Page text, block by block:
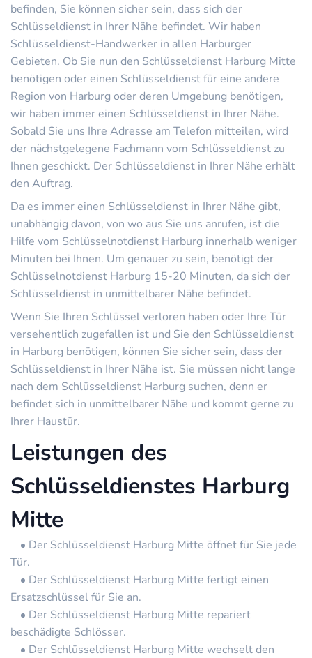
befinden, Sie können sicher sein, dass sich der
Schlüsseldienst in Ihrer Nähe befindet. Wir haben
Schlüsseldienst-Handwerker in allen Harburger
Gebieten. Ob Sie nun den Schlüsseldienst Harburg Mitte
benötigen oder einen Schlüsseldienst für eine andere
Region von Harburg oder deren Umgebung benötigen,
wir haben immer einen Schlüsseldienst in Ihrer Nähe.
Sobald Sie uns Ihre Adresse am Telefon mitteilen, wird
der nächstgelegene Fachmann vom Schlüsseldienst zu
Ihnen geschickt. Der Schlüsseldienst in Ihrer Nähe erhält
den Auftrag.
Da es immer einen Schlüsseldienst in Ihrer Nähe gibt,
unabhängig davon, von wo aus Sie uns anrufen, ist die
Hilfe vom Schlüsselnotdienst Harburg innerhalb weniger
Minuten bei Ihnen. Um genauer zu sein, benötigt der
Schlüsselnotdienst Harburg 15-20 Minuten, da sich der
Schlüsseldienst in unmittelbarer Nähe befindet.
Wenn Sie Ihren Schlüssel verloren haben oder Ihre Tür
versehentlich zugefallen ist und Sie den Schlüsseldienst
in Harburg benötigen, können Sie sicher sein, dass der
Schlüsseldienst in Ihrer Nähe ist. Sie müssen nicht lange
nach dem Schlüsseldienst Harburg suchen, denn er
befindet sich in unmittelbarer Nähe und kommt gerne zu
Ihrer Haustür.
Leistungen des
Schlüsseldienstes Harburg
Mitte
Der Schlüsseldienst Harburg Mitte öffnet für Sie jede
Tür.
Der Schlüsseldienst Harburg Mitte fertigt einen
Ersatzschlüssel für Sie an.
Der Schlüsseldienst Harburg Mitte repariert
beschädigte Schlösser.
Der Schlüsseldienst Harburg Mitte wechselt den